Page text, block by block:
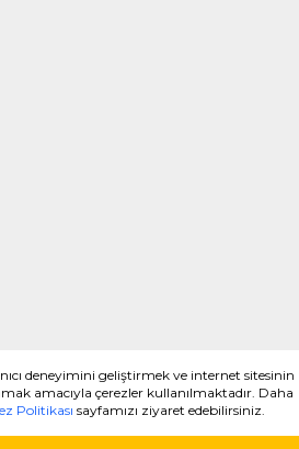
deneyimini geliştirmek ve internet sitesinin
amacıyla çerezler kullanılmaktadır. Daha
Politikası sayfamızı ziyaret edebilirsiniz.